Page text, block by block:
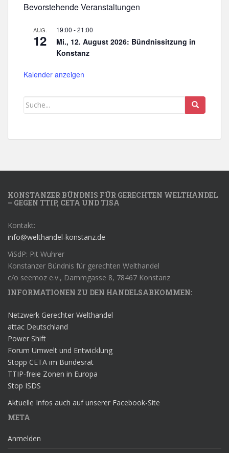
Bevorstehende Veranstaltungen
AUG.
12
19:00 -21:00
Mi., 12. August 2026: Bündnissitzung in
Konstanz
Kalender anzeigen
KONSTANZER BÜNDNIS FÜR GERECHTEN WELTHANDEL
– GEGEN TTIP, CETA UND TISA
Kontakt:
info@welthandel-konstanz.de
ViSdP: Pit Wuhrer
Konstanzer Bündnis für gerechten Welthandel
c/o seemoz e.v., Dammgasse 8, 78467 Konstanz
INFORMATIONEN ZU DEN HANDELSABKOMMEN:
Netzwerk Gerechter Welthandel
attac Deutschland
Power Shift
Forum Umwelt und Entwicklung
Stopp CETA im Bundesrat
TTIP-freie Zonen in Europa
Stop ISDS
Aktuelle Infos auch auf unserer Facebook-Site
META
Anmelden